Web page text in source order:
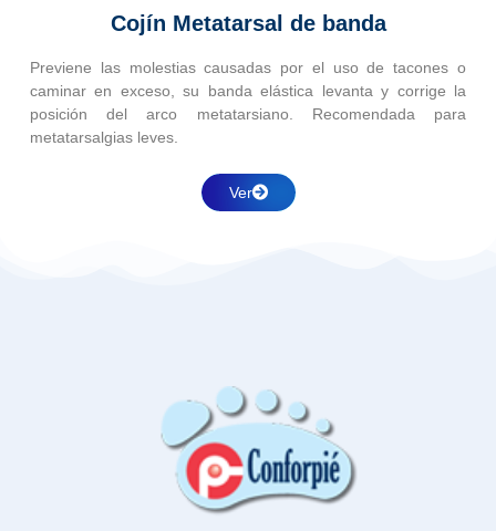
Cojín Metatarsal de banda
Previene las molestias causadas por el uso de tacones o
caminar en exceso, su banda elástica levanta y corrige la
posición del arco metatarsiano. Recomendada para
metatarsalgias leves.
Ver